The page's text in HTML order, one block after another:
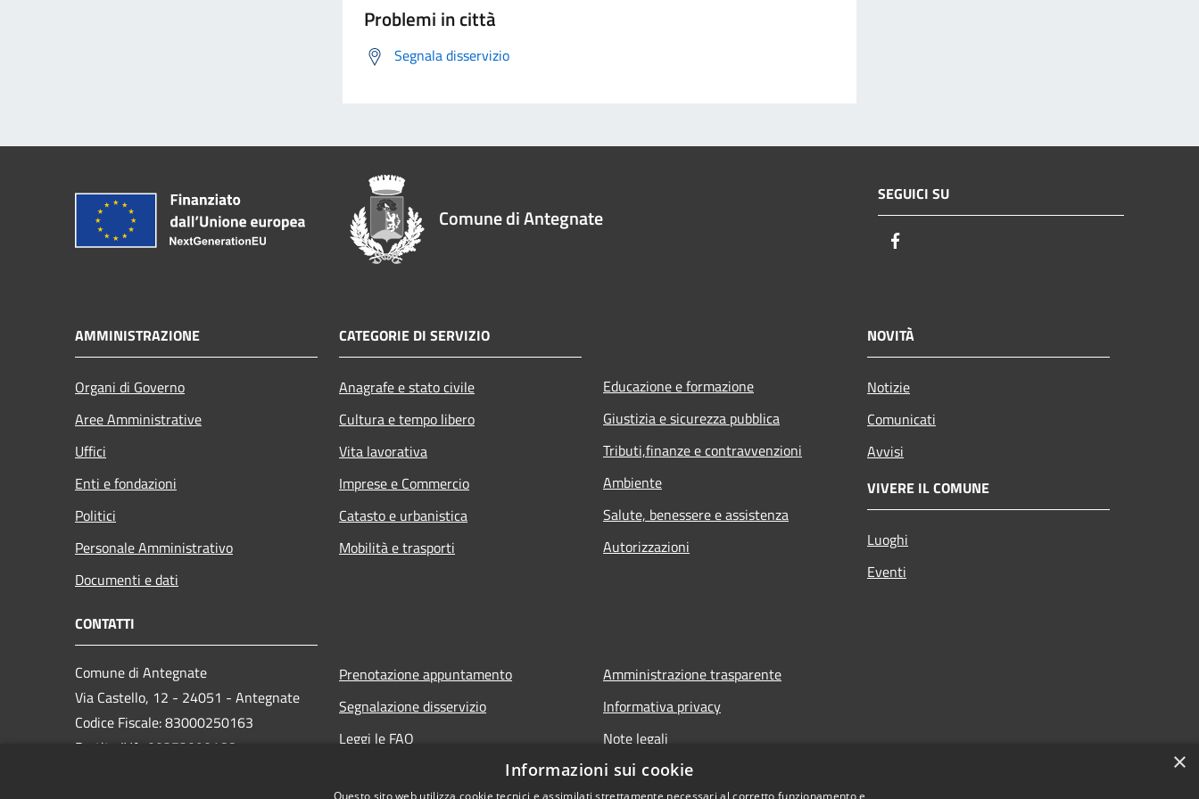
Problemi in città
Segnala disservizio
Comune di Antegnate
SEGUICI SU
AMMINISTRAZIONE
Organi di Governo
Aree Amministrative
Uffici
Enti e fondazioni
Politici
Personale Amministrativo
Documenti e dati
CATEGORIE DI SERVIZIO
Anagrafe e stato civile
Cultura e tempo libero
Vita lavorativa
Imprese e Commercio
Catasto e urbanistica
Mobilità e trasporti
Educazione e formazione
Giustizia e sicurezza pubblica
Tributi,finanze e contravvenzioni
Ambiente
Salute, benessere e assistenza
Autorizzazioni
NOVITÀ
Notizie
Comunicati
Avvisi
VIVERE IL COMUNE
Luoghi
Eventi
CONTATTI
Comune di Antegnate
Via Castello, 12 - 24051 - Antegnate
Codice Fiscale: 83000250163
Partita IVA: 00373090166
Prenotazione appuntamento
Segnalazione disservizio
Leggi le FAQ
Amministrazione trasparente
Informativa privacy
Note legali
Dichiarazione di accessibilità
×
Informazioni sui cookie
Questo sito web utilizza cookie tecnici e assimilati strettamente necessari al corretto funzionamento e